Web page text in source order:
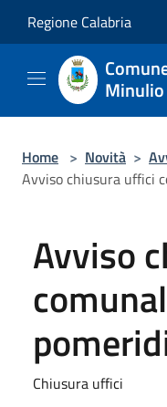
Regione Calabria
Minulio
Home > Novità >
Avviso chiusura uffici
Avviso
Chiusura uffici